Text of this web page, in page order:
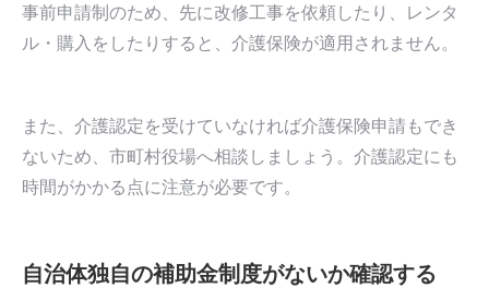
事前申請制のため、先に改修工事を依頼したり、レンタ
ル・購入をしたりすると、介護保険が適用されません。
また、介護認定を受けていなければ介護保険申請もでき
ないため、市町村役場へ相談しましょう。介護認定にも
時間がかかる点に注意が必要です。
自治体独自の補助金制度がないか確認する